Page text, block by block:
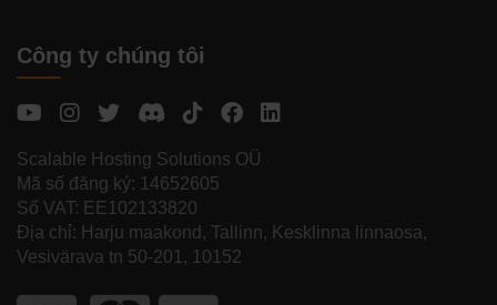
Công ty chúng tôi
Scalable Hosting Solutions OÜ
Mã số đăng ký: 14652605
Số VAT: EE102133820
Địa chỉ: Harju maakond, Tallinn, Kesklinna linnaosa,
Vesivärava tn 50-201, 10152